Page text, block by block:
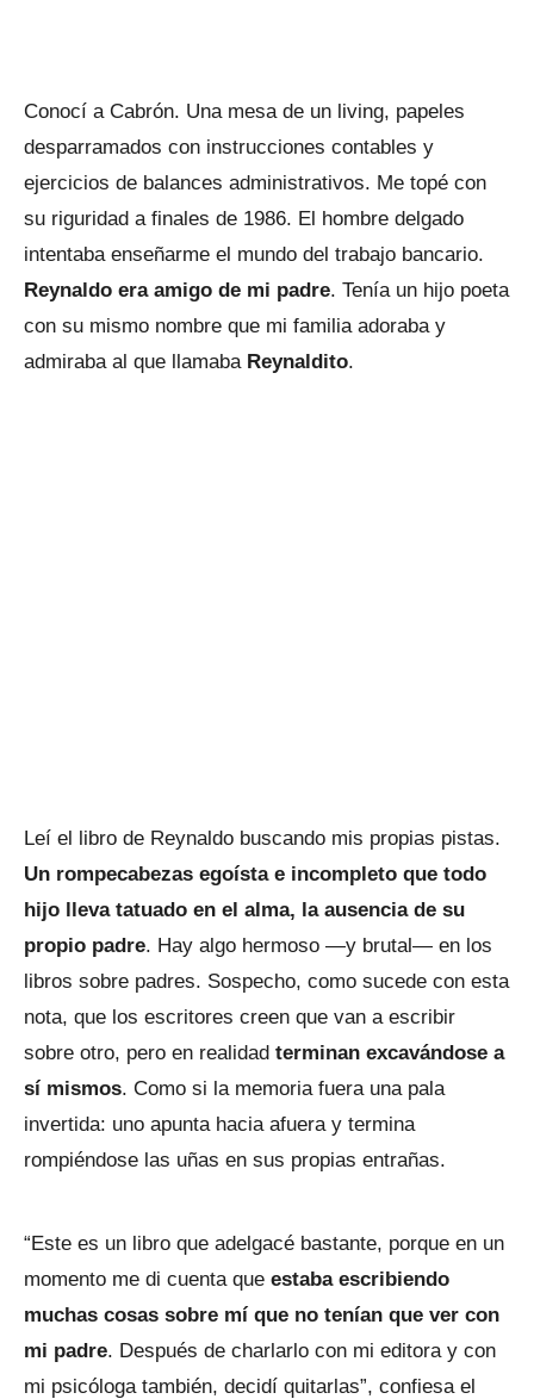
Conocí a Cabrón. Una mesa de un living, papeles
desparramados con instrucciones contables y
ejercicios de balances administrativos. Me topé con
su riguridad a finales de 1986. El hombre delgado
intentaba enseñarme el mundo del trabajo bancario.
Reynaldo era amigo de mi padre. Tenía un hijo poeta
con su mismo nombre que mi familia adoraba y
admiraba al que llamaba Reynaldito.
Leí el libro de Reynaldo buscando mis propias pistas.
Un rompecabezas egoísta e incompleto que todo
hijo lleva tatuado en el alma, la ausencia de su
propio padre. Hay algo hermoso —y brutal— en los
libros sobre padres. Sospecho, como sucede con esta
nota, que los escritores creen que van a escribir
sobre otro, pero en realidad terminan excavándose a
sí mismos. Como si la memoria fuera una pala
invertida: uno apunta hacia afuera y termina
rompiéndose las uñas en sus propias entrañas.
“Este es un libro que adelgacé bastante, porque en un
momento me di cuenta que estaba escribiendo
muchas cosas sobre mí que no tenían que ver con
mi padre. Después de charlarlo con mi editora y con
mi psicóloga también, decidí quitarlas”, confiesa el